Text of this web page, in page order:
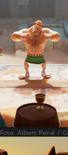
Foto: Albert René /